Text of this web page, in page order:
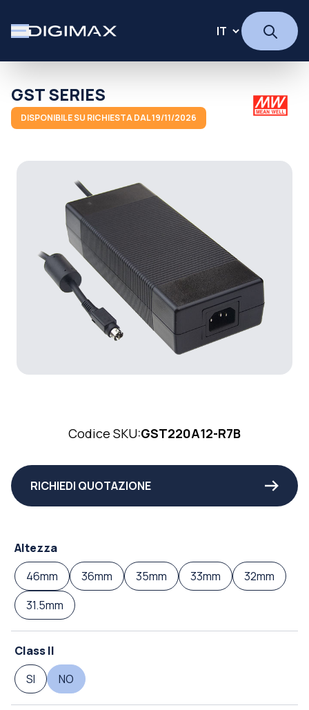
GST SERIES
DISPONIBILE SU RICHIESTA DAL 19/11/2026
Codice SKU:GST220A12-R7B
RICHIEDI QUOTAZIONE
Altezza
46mm
36mm 35mm 33mm
32mm
31.5mm
Class II
SI
NO